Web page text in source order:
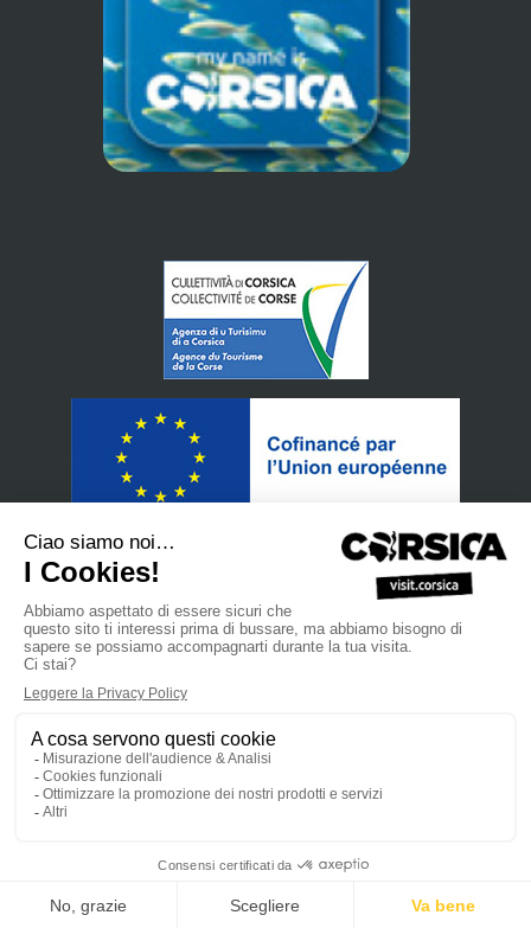
Politica di protezione dei dati personali • Iscriviti alla nostra
Newsletter • Manuale di vendita Site Professionnel • L’Agenzia
del Turismo della Corsica
• Aspetti legali Mappa del sito
Contattaci